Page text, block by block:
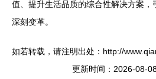
值、提升生活品质的综合性解决方案，
深刻变革。
如若转载，请注明出处：http://
更新时间：2026-08-